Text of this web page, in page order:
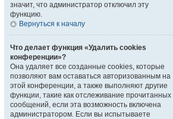
значит, что администратор отключил эту
функцию.
Вернуться к началу
Что делает функция «Удалить cookies
конференции»?
Она удаляет все созданные cookies, которые
позволяют вам оставаться авторизованным на
этой конференции, а также выполняют другие
функции, такие как отслеживание прочитанных
сообщений, если эта возможность включена
администратором. Если вы испытываете